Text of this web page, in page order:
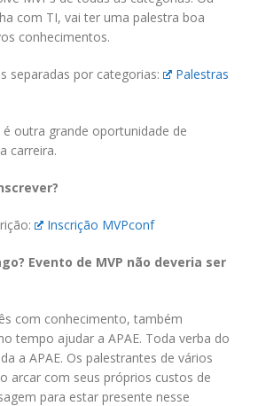
com TI, vai ter uma palestra boa
conhecimentos.
separadas por categorias:
Palestras
outra grande oportunidade de
carreira.
Inscrição MVPconf
Evento de MVP não deveria ser
com conhecimento, também
tempo ajudar a APAE. Toda verba do
a APAE. Os palestrantes de vários
arcar com seus próprios custos de
para estar presente nesse